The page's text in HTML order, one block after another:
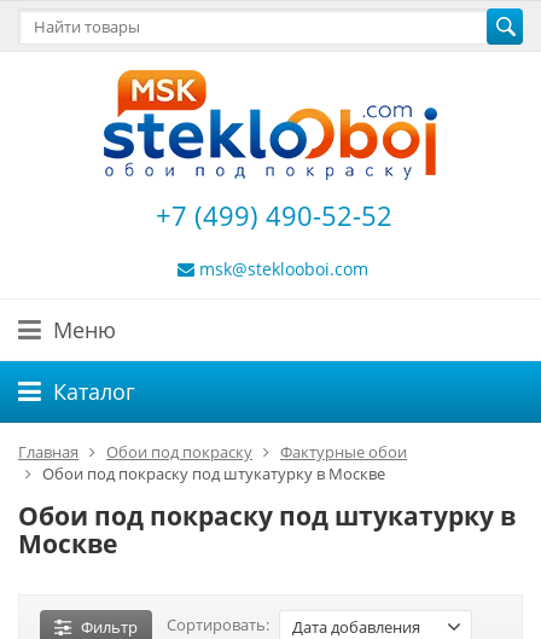
+7 (499) 490-52-52
msk@steklooboi.com
Меню
Каталог
Главная Обои под покраску
Фактурные обои
Обои под покраску под штукатурку в Москве
Обои под покраску под штукатурку в
Москве
Фильтр Сортировать: Дата добавления